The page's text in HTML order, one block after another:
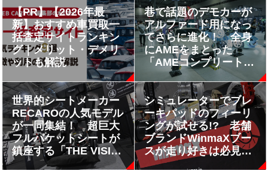
【PR】【2026年最
新】おすすめ車買取一
括査定サイトランキン
グ｜メリット・デメリ
ットも解説
巷で話題のデモカーが
アルファード用になっ
てさらに進化！ 全身
にAMEをまとった
「AMEコンプリートシ
ステム」復活
【AMA2025】
世界的シートメーカー
RECAROの人気モデル
が一同集結！ 超巨大
フルバケットシートが
鎮座する「THE VISIT
SUZUKA」に足を運ぶ
シミュレーターでブレ
ーキパッドのフィーリ
ングが試せる!? 老舗
ブランドWinmaXブー
スが走り好きは必見の
ブース【AMA2025】